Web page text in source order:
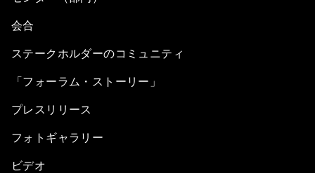
会合
ステークホルダーのコミュニティ
「フォーラム・ストーリー」
プレスリリース
フォトギャラリー
ビデオ